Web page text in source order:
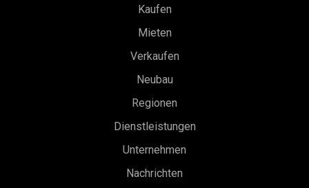
Kaufen
Mieten
Verkaufen
Neubau
Regionen
Dienstleistungen
Unternehmen
Nachrichten
Konfiguration speichern